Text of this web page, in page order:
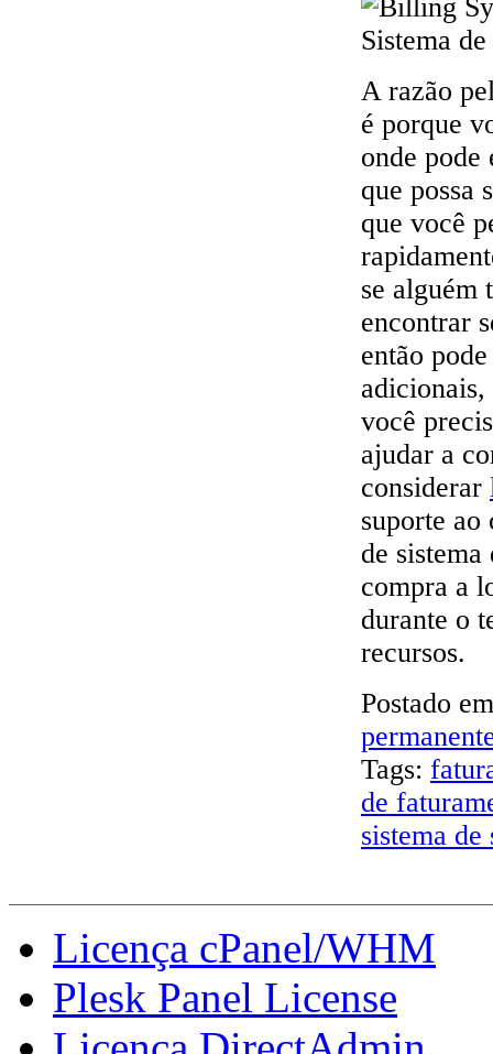
A razão
é porque
onde pode
que possa
que você
se alguém
encontrar
então
adicionais,
você
ajudar a
considerar
suporte ao
de sistema
compra a
durante o
recursos.
Postado
Tags:
de
sistema de
Licença cPanel/WHM
Plesk Panel License